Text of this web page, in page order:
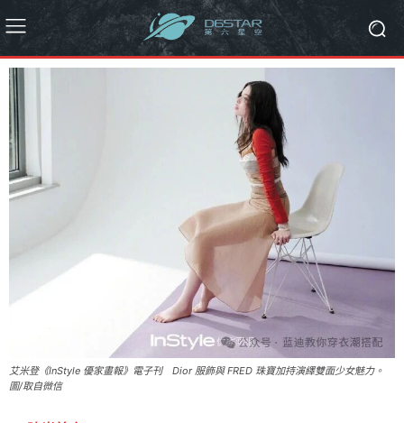
艾米登《InStyle 優家畫報》電子刊 Dior 服飾與 FRED 珠寶加持演繹雙面少女魅力。
圖/取自微信